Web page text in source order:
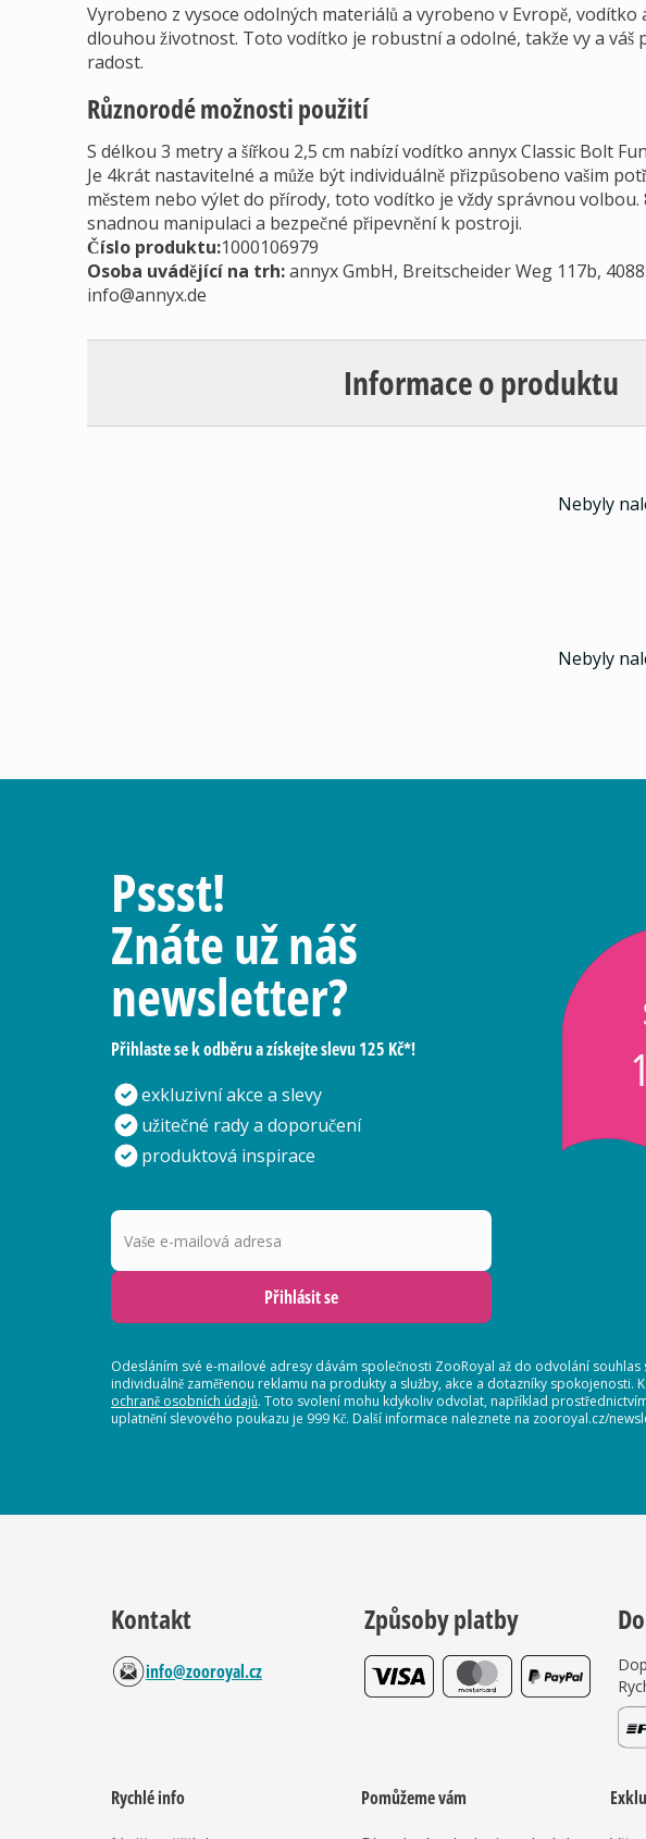
Vyrobeno z vysoce odolných materiálů a vyrobeno v Evropě, vodítko
dlouhou životnost. Toto vodítko je robustní a odolné, takže vy a váš
radost.
Různorodé možnosti použití
S délkou 3 metry a šířkou 2,5 cm nabízí vodítko annyx Classic Bolt
Je 4krát nastavitelné a může být individuálně přizpůsobeno vašim
městem nebo výlet do přírody, toto vodítko je vždy správnou
snadnou manipulaci a bezpečné připevnění k postroji.
Číslo produktu:1000106979
Osoba uvádějící na trh:annyx GmbH, Breitscheider Weg 117b,
info@annyx.de
Informace o produktu
Nebyly
Nebyly
Pssst!
Znáte už náš
newsletter?
Přihlaste se k odběru a získejte slevu 125 Kč*!
exkluzivní akce a slevy
užitečné rady a doporučení
produktová inspirace
Vaše e-mailová adresa
Přihlásit se
Odesláním své e-mailové adresy dávám společnosti ZooRoyal až do odvolání souhlas
individuálně zaměřenou reklamu na produkty a služby, akce a dotazníky
ochraně osobních údajů. Toto svolení mohu kdykoliv odvolat, například
uplatnění slevového poukazu je 999 Kč. Další informace naleznete na zooroyal.cz/
Kontakt
info@zooroyal.cz
Způsoby platby
Rychlé info
Pomůžeme vám